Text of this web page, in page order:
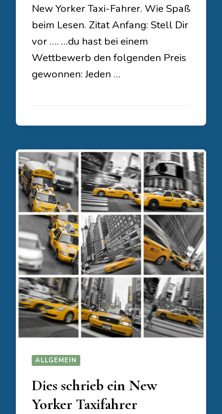
New Yorker Taxi-Fahrer. Wie Spaß
beim Lesen. Zitat Anfang: Stell Dir
vor …. …du hast bei einem
Wettbewerb den folgenden Preis
gewonnen: Jeden …
ALLGEMEIN
Dies schrieb ein New
Yorker Taxifahrer